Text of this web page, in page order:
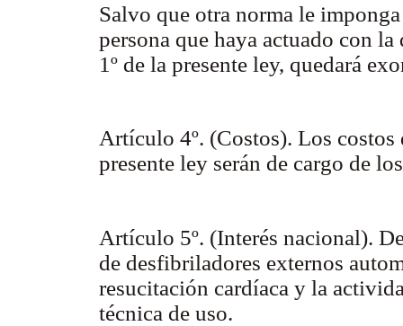
Salvo que otra norma le
persona que haya actuado con
1º de la presente ley, quedará
Artículo 4º. (Costos). Los
presente ley serán de cargo de
Artículo 5º. (Interés nacional).
de desfibriladores externos
resucitación cardíaca y la
técnica de uso.